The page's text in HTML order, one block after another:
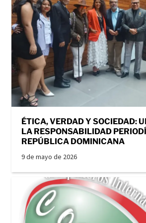
ÉTICA, VERDAD Y SOCIEDAD:
LA RESPONSABILIDAD
REPÚBLICA DOMINICANA
9 de mayo de 2026